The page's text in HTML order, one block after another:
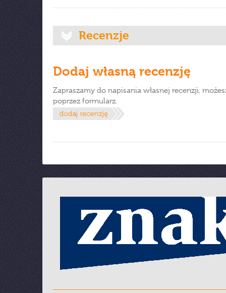
Recenzje
Dodaj własną recenzję
Zapraszamy do napisania własnej recenzji,
poprzez formularz.